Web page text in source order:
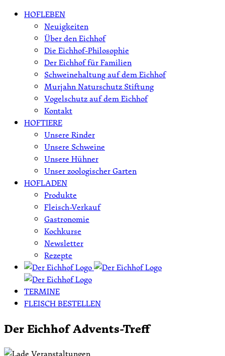
Skip HOFLEBEN
Neuigkeiten
Über den Eichhof
Die Eichhof-Philosophie
Der Eichhof für Familien
Schweinehaltung auf dem Eichhof
Murjahn Naturschutz Stiftung
Vogelschutz auf dem Eichhof
Kontakt
HOFTIERE
Unsere Rinder
Unsere Schweine
Unsere Hühner
Unser zoologischer Garten
HOFLADEN
Produkte
Fleisch-Verkauf
Gastronomie
Kochkurse
Newsletter
Rezepte
TERMINE
FLEISCH BESTELLEN
Der Eichhof Advents-Treff